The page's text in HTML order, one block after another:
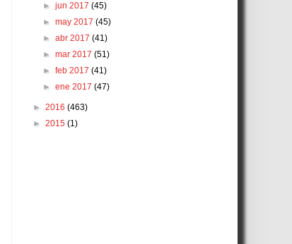
►jun 2017(45)
►may 2017(45)
►abr 2017(41)
►mar 2017(51)
►feb 2017(41)
►ene 2017(47)
► 2016 (463)
► 2015 (1)